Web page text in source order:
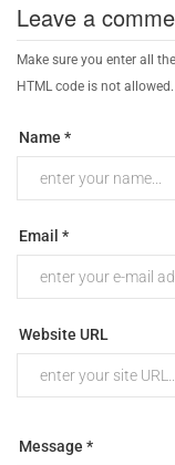
Leave a
Make sure you enter all
HTML code is not allowed.
Name *
Email *
Website URL
Message *